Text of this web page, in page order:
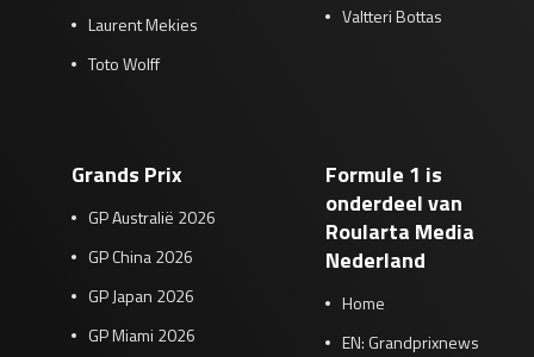
Laurent Mekies
Toto Wolff
Valtteri Bottas
Grands Prix
GP Australië 2026
GP China 2026
GP Japan 2026
GP Miami 2026
Formule 1 is
onderdeel van
Roularta Media
Nederland
Home
EN: Grandprixnews